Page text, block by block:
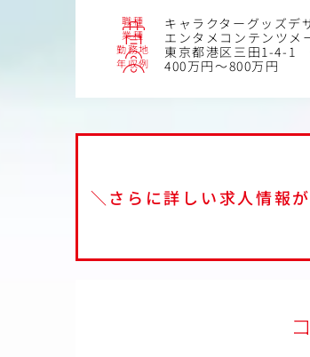
職種 キャラクターグッズデ
業種 エンタメコンテンツメ
勤務地 東京都港区三田1-4-1
年収例 400万円～800万円
＼さらに詳しい求人情報